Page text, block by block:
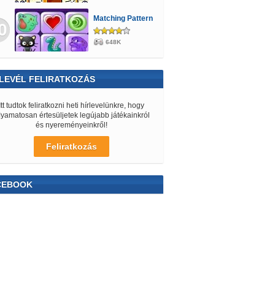
Matching Pattern
648K
FELIRATKOZÁS
Itt tudtok feliratkozni heti hírlevelünkre, hogy
értesüljetek legújabb játékainkról
és nyereményeinkről!
Feliratkozás